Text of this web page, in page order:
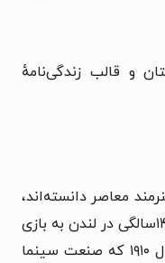
و قالب زندگی‌نامهٔ
معاصر دانسته‌اند،
در سال ۱۸۸۹ میلادی به دنیا آمد. از ۱۴سالگی در لندن به بازی
در نمایش‌های بازاری پرداخت. در سال ۱۹۱۰ که صنعت سینما